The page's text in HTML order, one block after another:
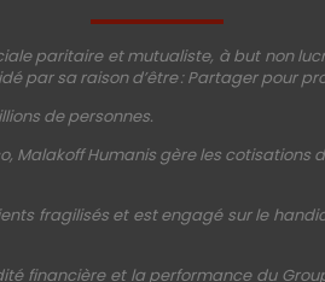
paritaire et mutualiste, à but non
par sa raison d’être : Partager pour
de personnes.
Humanis gère les cotisations
fragilisés et est engagé sur le
financière et la performance du